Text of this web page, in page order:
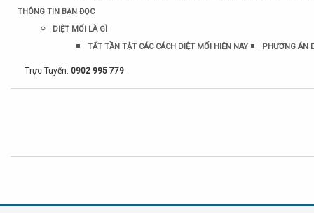
THÔNG TIN BẠN ĐỌC
DIỆT MỐI LÀ GÌ
TẤT TẦN TẬT CÁC CÁCH DIỆT MỐI HIỆN NAY
PHƯƠNG ÁN
Trực Tuyến: 0902 995 779